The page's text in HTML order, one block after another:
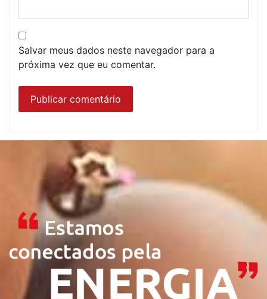
Salvar meus dados neste navegador para a
próxima vez que eu comentar.